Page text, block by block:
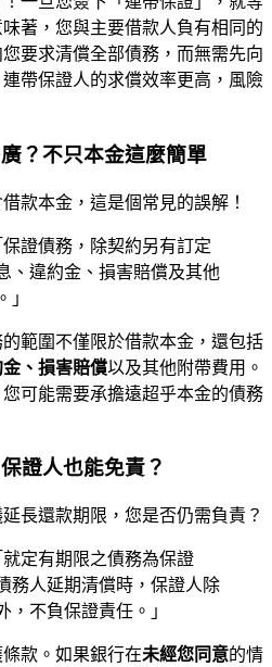
著，您與主要借款人負有相同的
要求清償全部債務，而無需先向
帶保證人的求償效率更高，風險
？不只本金這麼簡單
款本金，這是個常見的誤解！
保證債務，除契約另有訂定
、違約金、損害賠償及其他
」
範圍不僅限於借款本金，還包括
、損害賠償以及其他附帶費用。
可能需要承擔遠超乎本金的債務
證人也能免責？
長還款期限，您是否仍需負責？
就定有期限之債務為保證
務人延期清償時，保證人除
，不負保證責任。」
款。如果銀行在未經您同意的情